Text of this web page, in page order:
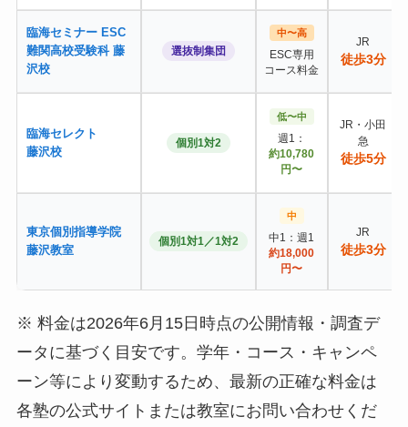
臨海セミナー ESC
難関高校受験科 藤
沢校
選抜制集団
中〜高
ESC専用
コース料金
JR
徒歩3分
臨海セレクト
藤沢校
個別1対2
低〜中
週1：
約10,780
円〜
JR・小田
急
徒歩5分
東京個別指導学院
藤沢教室
個別1対1／1対2
中
中1：週1
約18,000
円〜
JR
徒歩3分
※ 料金は2026年6月15日時点の公開情報・調査デ
ータに基づく目安です。学年・コース・キャンペ
ーン等により変動するため、最新の正確な料金は
各塾の公式サイトまたは教室にお問い合わせくだ